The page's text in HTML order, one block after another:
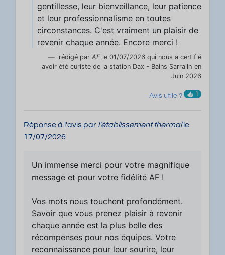
gentillesse, leur bienveillance, leur patience
et leur professionnalisme en toutes
circonstances. C'est vraiment un plaisir de
revenir chaque année. Encore merci !
rédigé par AF le 01/07/2026 qui nous a certifié
avoir été curiste de la station Dax - Bains Sarrailh en
Juin 2026
Avis utile ? 1
Réponse à l'avis par l'établissement thermalle
17/07/2026
Un immense merci pour votre magnifique
message et pour votre fidélité AF !
Vos mots nous touchent profondément.
Savoir que vous prenez plaisir à revenir
chaque année est la plus belle des
récompenses pour nos équipes. Votre
reconnaissance pour leur sourire, leur